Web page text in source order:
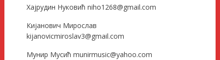
Хајрудин Нуковић niho1268@gmail.com
Кијанович Мирослав
kijanovicmiroslav3@gmail.com
Мунир Мусић munirmusic@yahoo.com